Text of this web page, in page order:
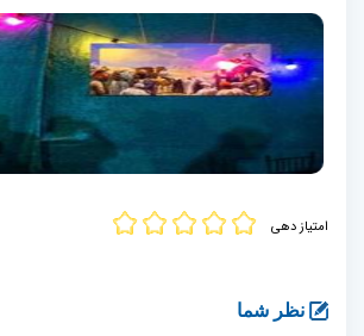
امتیاز دهی
نظر شما